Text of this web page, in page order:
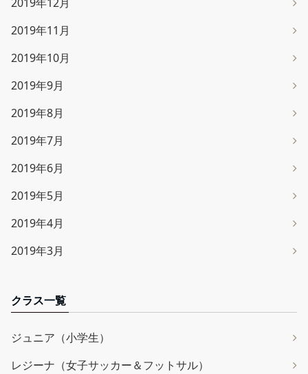
2019年11月
2019年10月
2019年9月
2019年8月
2019年7月
2019年6月
2019年5月
2019年4月
2019年3月
クラス一覧
ジュニア（小学生）
レジーナ（女子サッカー＆フットサル）